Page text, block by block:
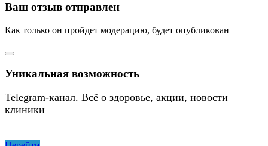
Ваш отзыв отправлен
Как только он пройдет модерацию, будет опубликован
Уникальная возможность
Telegram-канал. Всё о здоровье, акции, новости
клиники